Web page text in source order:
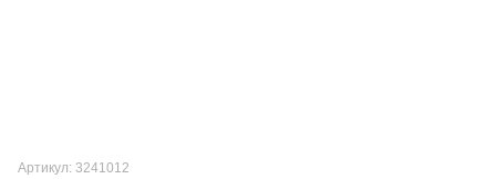
Артикул: 3241012